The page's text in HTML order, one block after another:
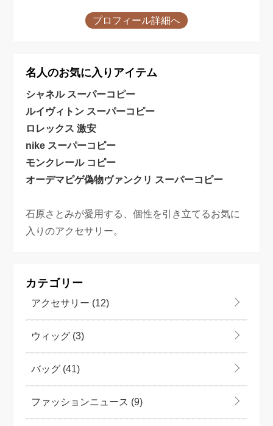
プロフィール詳細へ
名人のお気に入りアイテム
シャネル スーパーコピー
ルイヴィトン スーパーコピー
ロレックス 激安
nike スーパーコピー
モンクレール コピー
オーデマピゲ偽物ヴァンクリ スーパーコピー
石原さとみが愛用する、個性を引き立てるお気に
入りのアクセサリー。
カテゴリー
アクセサリー (12)
ウィッグ (3)
バッグ (41)
ファッションニュース (9)